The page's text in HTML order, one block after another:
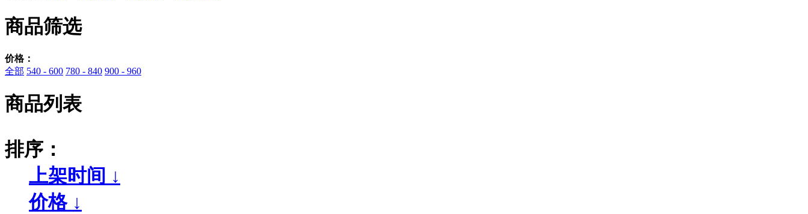
商品筛选
价格：
全部 540 - 600 780 - 840 900 - 960
商品列表
排序：
上架时间 ↓
价格 ↓